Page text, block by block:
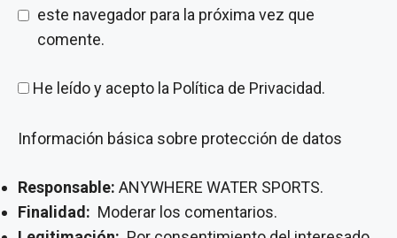
este navegador para la próxima vez que
comente.
He leído y acepto la Política de Privacidad.
Información básica sobre protección de datos
Responsable: ANYWHERE WATER SPORTS.
Finalidad: Moderar los comentarios.